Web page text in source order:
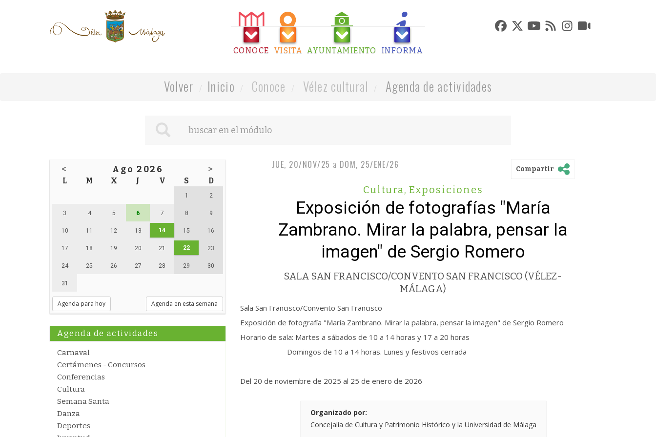
CONOCE VISITA AYUNTAMIENTO INFORMA
Volver Inicio Conoce Vélez cultural Agenda de actividades
< Ago 2026 >
L M X J V S D
1 2
3 4 5 6 7 8 9
10 11 12 13 14 15 16
17 18 19 20 21 22 23
24 25 26 27 28 29 30
31
Agenda para hoy Agenda en esta semana
Agenda de actividades
Carnaval
Certámenes - Concursos
Conferencias
Cultura
Semana Santa
Danza
Deportes
JUE, 20/NOV/25 a DOM, 25/ENE/26 Compartir
Cultura, Exposiciones
Exposición de fotografías "María
Zambrano. Mirar la palabra, pensar la
imagen" de Sergio Romero
SALA SAN FRANCISCO/CONVENTO SAN FRANCISCO (VÉLEZ-
MÁLAGA)
Sala San Francisco/Convento San Francisco
Exposición de fotografía "María Zambrano. Mirar la palabra, pensar la imagen" de Sergio Romero
Horario de sala: Martes a sábados de 10 a 14 horas y 17 a 20 horas
Domingos de 10 a 14 horas. Lunes y festivos cerrada
Del 20 de noviembre de 2025 al 25 de enero de 2026
Organizado por:
Concejalía de Cultura y Patrimonio Histórico y la Universidad de Málaga